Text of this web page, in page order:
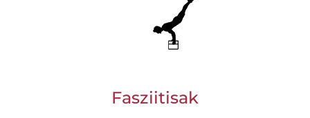
Fasziitisak